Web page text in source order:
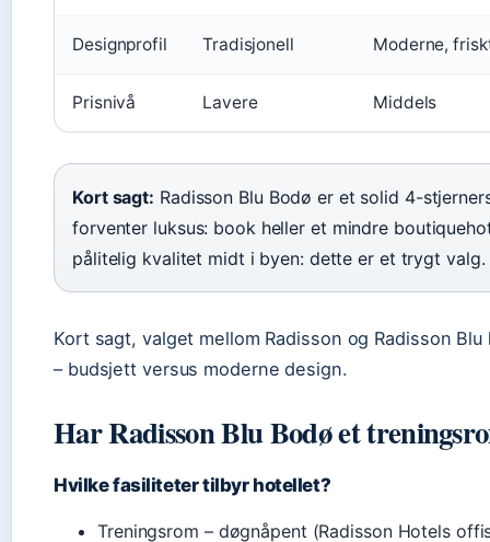
Designprofil Tradisjonell Moderne,
Prisnivå Lavere Middels
Kort sagt: Radisson Blu Bodø er et solid 4-
forventer luksus: book heller et mindre
pålitelig kvalitet midt i byen: dette er et trygt valg.
Kort sagt, valget mellom Radisson og Radisson
– budsjett versus moderne design.
Har Radisson Blu Bodø et
Hvilke fasiliteter tilbyr hotellet?
Treningsrom – døgnåpent (Radisson Hotels